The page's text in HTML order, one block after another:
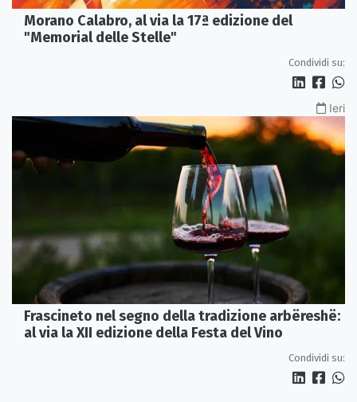
Morano Calabro, al via la 17ª edizione del
"Memorial delle Stelle"
Condividi su:
Ieri
Frascineto nel segno della tradizione arbëreshë:
al via la XII edizione della Festa del Vino
Condividi su: